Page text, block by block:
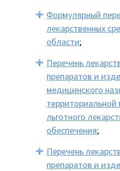
Формулярный
лекарственных
области;
Перечень
препаратов и
медицинского
территориальной
льготного
обеспечения;
Перечень
препаратов и